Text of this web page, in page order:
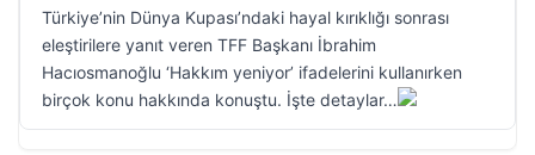
Türkiye’nin Dünya Kupası’ndaki hayal kırıklığı sonrası
eleştirilere yanıt veren TFF Başkanı İbrahim
Hacıosmanoğlu ‘Hakkım yeniyor’ ifadelerini kullanırken
birçok konu hakkında konuştu. İşte detaylar…